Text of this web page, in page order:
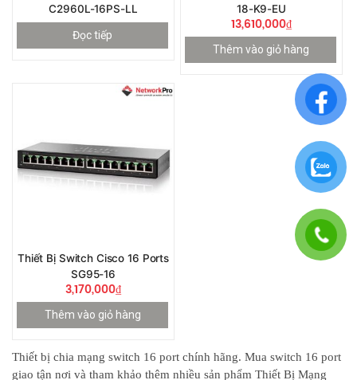
C2960L-16PS-LL
Đọc tiếp
18-K9-EU
13,610,000₫
Thêm vào giỏ hàng
Thiết Bị Switch Cisco 16 Ports
SG95-16
3,170,000₫
Thêm vào giỏ hàng
Thiết bị chia mạng switch 16 port chính hãng. Mua switch 16 port
giao tận nơi và tham khảo thêm nhiều sản phẩm Thiết Bị Mạng